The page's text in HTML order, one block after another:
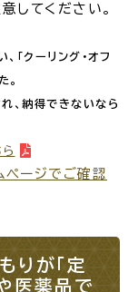
してください。
クーリング・オフ
。
、納得できないなら
ページでご確認
りが「定
医薬品で